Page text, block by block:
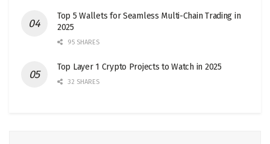
Top 5 Wallets for Seamless Multi-Chain Trading in
2025
95 SHARES
Top Layer 1 Crypto Projects to Watch in 2025
32 SHARES